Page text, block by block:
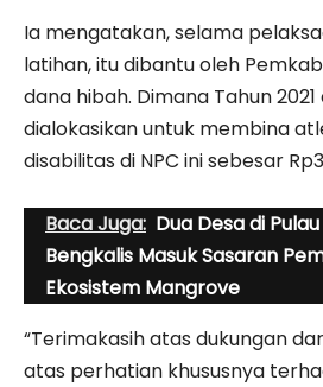
Ia mengatakan, selama
latihan, itu dibantu oleh
dana hibah. Dimana Tahun
dialokasikan untuk membina
disabilitas di NPC ini sebesar
Baca Juga: Dua Desa di Pulau
Bengkalis Masuk Sasaran
Ekosistem Mangrove
“Terimakasih atas dukungan
atas perhatian khususnya